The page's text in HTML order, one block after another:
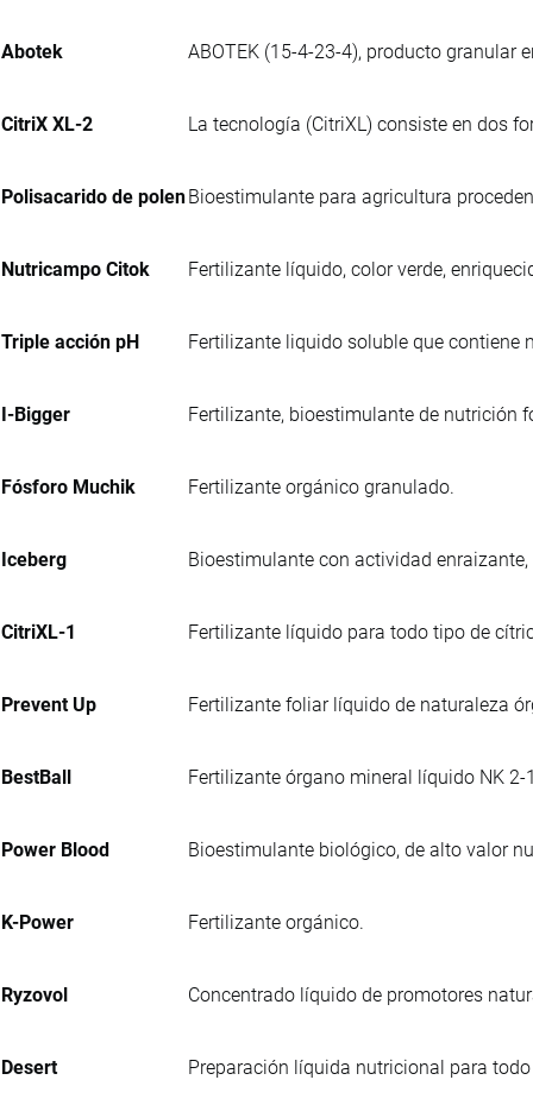
Abotek ABOTEK (15-4-23-4), producto granular
CitriX XL-2 La tecnología (CitriXL) consiste en dos
Polisacarido de polen Bioestimulante para agricultura
Nutricampo Citok Fertilizante líquido, color verde,
Triple acción pH Fertilizante liquido soluble que
I-Bigger Fertilizante, bioestimulante de nutrición
Fósforo Muchik Fertilizante orgánico granulado.
Iceberg Bioestimulante con actividad
CitriXL-1 Fertilizante líquido para todo tipo de
Prevent Up Fertilizante foliar líquido de naturaleza
BestBall Fertilizante órgano mineral líquido NK 2-
Power Blood Bioestimulante biológico, de alto valor
K-Power Fertilizante orgánico.
Ryzovol Concentrado líquido de promotores
Desert Preparación líquida nutricional para